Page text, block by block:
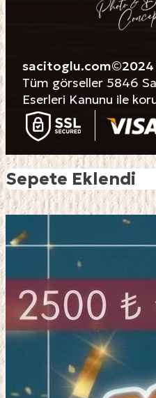
sacitoglu.com©2024
Tüm görseller 5846
Eserleri Kanunu ile
Sepete Eklendi